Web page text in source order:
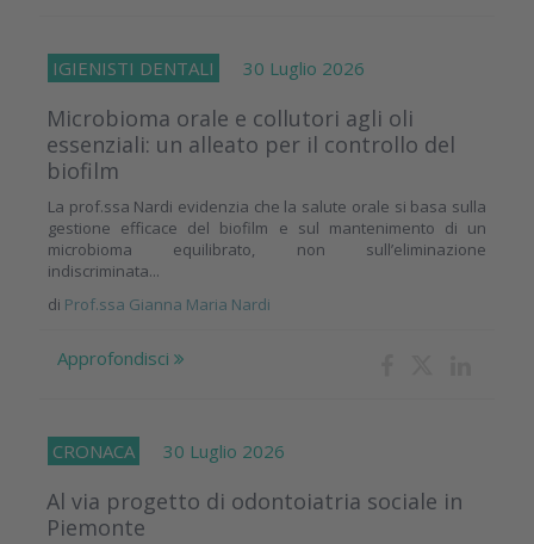
IGIENISTI DENTALI 30 Luglio 2026
Microbioma orale e collutori agli oli
essenziali: un alleato per il controllo del
biofilm
La prof.ssa Nardi evidenzia che la salute orale si basa sulla
gestione efficace del biofilm e sul mantenimento di un
microbioma equilibrato, non sull’eliminazione
indiscriminata...
di Prof.ssa Gianna Maria Nardi
Approfondisci
CRONACA 30 Luglio 2026
Al via progetto di odontoiatria sociale in
Piemonte